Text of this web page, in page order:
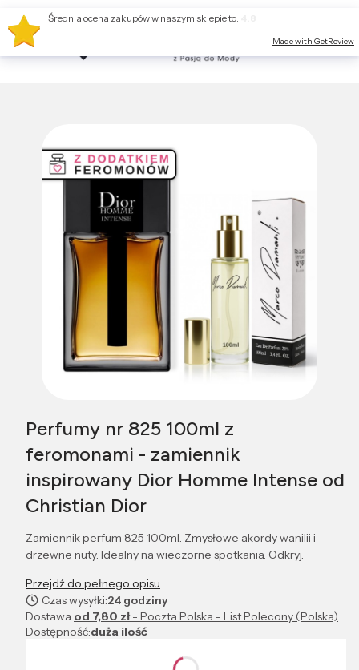
Perfumy nr 825 100ml z
feromonami - zamiennik
inspirowany Dior Homme Intense od
Christian Dior
Zamiennik perfum 825 100ml. Zmysłowe akordy wanilii i
drzewne nuty. Idealny na wieczorne spotkania. Odkryj.
Przejdź do pełnego opisu
Czas wysyłki:24 godziny
Dostawa od 7,80 zł- Poczta Polska - List Polecony (Polska)
Dostępność:duża ilość
Średnia ocena zakupów w naszym sklepie to:
Made with GetReview